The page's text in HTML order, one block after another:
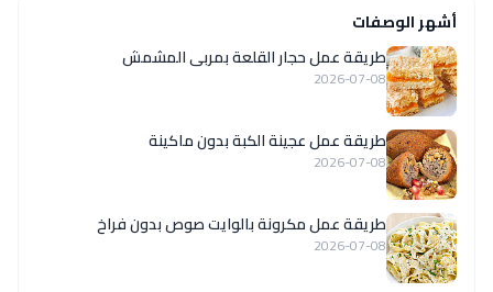
أشهر الوصفات
طريقة عمل حجار القلعة بمربى المشمش
2026-07-08
طريقة عمل عجينة الكبة بدون ماكينة
2026-07-08
طريقة عمل مكرونة بالوايت صوص بدون فراخ
2026-07-08